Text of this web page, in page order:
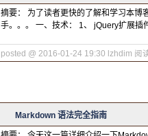
摘要： 为了读者更快的了解和学习本博
手。。。 一、技术： 1、 jQuery扩展
posted @ 2016-01-24 19:30 lzhdim 阅
Markdown 语法完全指南